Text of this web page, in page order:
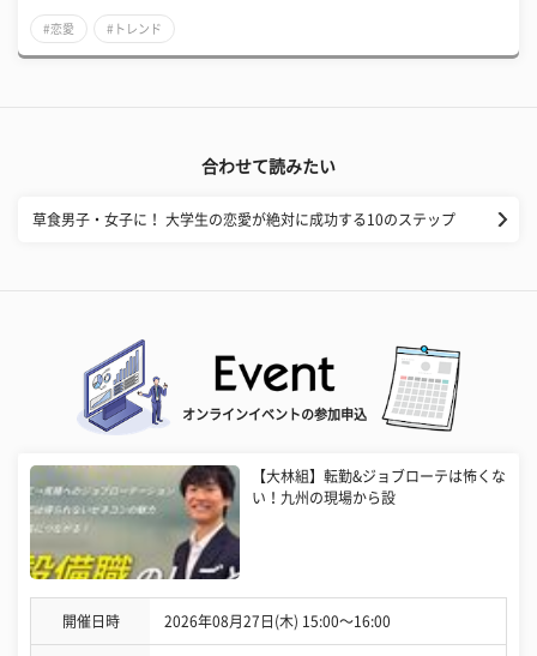
#恋愛 #トレンド
合わせて読みたい
草食男子・女子に！ 大学生の恋愛が絶対に成功する10のステップ
オンラインイベントの参加申込
【大林組】転勤&ジョブローテは怖くな
い！九州の現場から設
開催日時 2026年08月27日(木) 15:00〜16:00